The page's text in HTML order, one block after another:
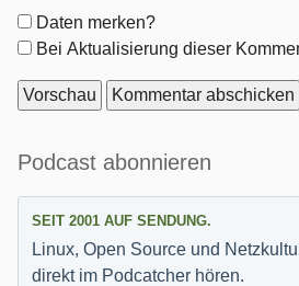
Formular-
Optionen
Daten merken?
Bei Aktualisierung dieser
Seitenleiste
Podcast abonnieren
SEIT 2001 AUF SENDUNG.
Linux, Open Source und
direkt im Podcatcher hören.